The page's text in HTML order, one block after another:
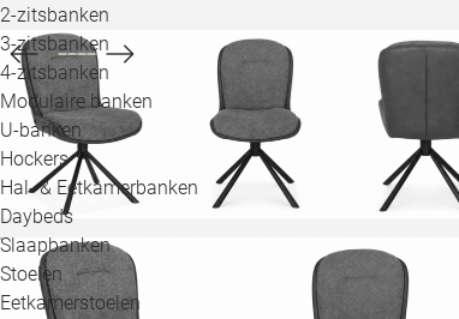
2-zitsbanken
3-zitsbanken
4-zitsbanken
Modulaire banken
U-banken
Hockers
Hal- & Eetkamerbanken
Daybeds
Slaapbanken
Stoelen
Eetkamerstoelen